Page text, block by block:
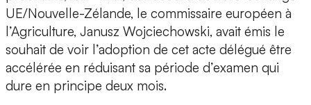
UE/Nouvelle-Zélande, le commissaire européen à
l’Agriculture, Janusz Wojciechowski, avait émis le
souhait de voir l’adoption de cet acte délégué être
accélérée en réduisant sa période d’examen qui
dure en principe deux mois.